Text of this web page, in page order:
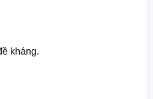
kháng.